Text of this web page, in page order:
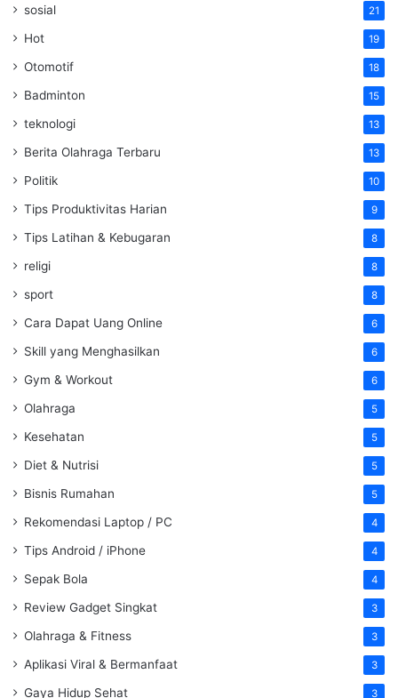
sosial 21
Hot 19
Otomotif 18
Badminton 15
teknologi 13
Berita Olahraga Terbaru 13
Politik 10
Tips Produktivitas Harian 9
Tips Latihan & Kebugaran 8
religi 8
sport 8
Cara Dapat Uang Online 6
Skill yang Menghasilkan 6
Gym & Workout 6
Olahraga 5
Kesehatan 5
Diet & Nutrisi 5
Bisnis Rumahan 5
Rekomendasi Laptop / PC 4
Tips Android / iPhone 4
Sepak Bola 4
Review Gadget Singkat 3
Olahraga & Fitness 3
Aplikasi Viral & Bermanfaat 3
Gaya Hidup Sehat 3